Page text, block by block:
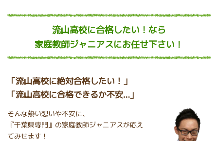
流山高校に合格したい！ なら
家庭教師ジャニアスにお任せ下さい！
「流山高校に絶対合格したい！」
「流山高校に合格できるか不安…」
そんな熱い想いや不安に、
『千葉県専門』の家庭教師ジャニアスが応え
てみせます！